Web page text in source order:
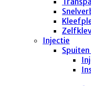
Injectie
Spuiten